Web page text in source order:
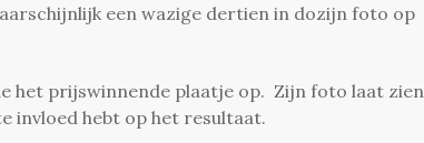
een wazige dertien in dozijn foto op
het prijswinnende plaatje op. Zijn foto laat zien
invloed hebt op het resultaat.